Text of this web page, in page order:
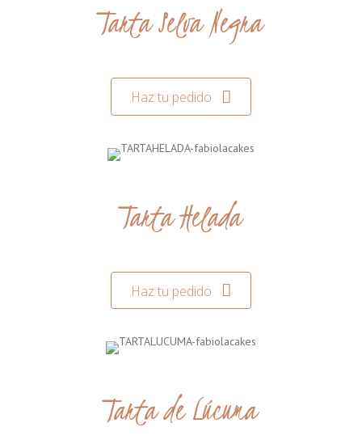
Tarta Selva Negra
Haz tu pedido
Tarta Helada
Haz tu pedido
Tarta de Lúcuma